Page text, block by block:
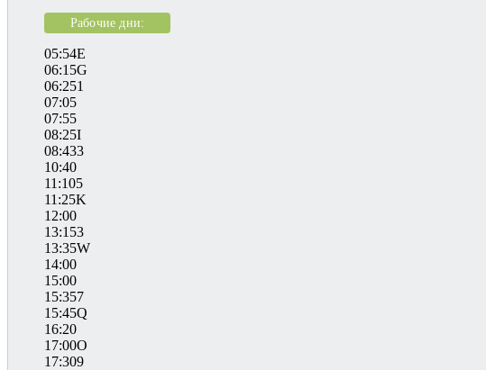
Рабочие дни:
05:54E
06:15G
06:251
07:05
07:55
08:25I
08:433
10:40
11:105
11:25K
12:00
13:153
13:35W
14:00
15:00
15:357
15:45Q
16:20
17:00O
17:309